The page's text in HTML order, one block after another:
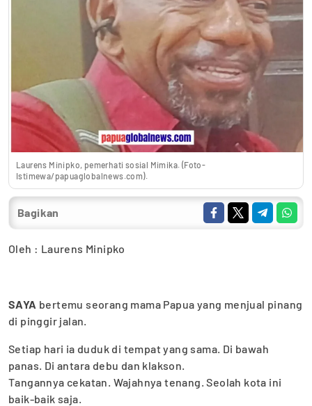
Laurens Minipko, pemerhati sosial Mimika. (Foto-
Istimewa/papuaglobalnews.com).
Bagikan
Oleh : Laurens Minipko
SAYA bertemu seorang mama Papua yang menjual pinang
di pinggir jalan.
Setiap hari ia duduk di tempat yang sama. Di bawah
panas. Di antara debu dan klakson.
Tangannya cekatan. Wajahnya tenang. Seolah kota ini
baik-baik saja.